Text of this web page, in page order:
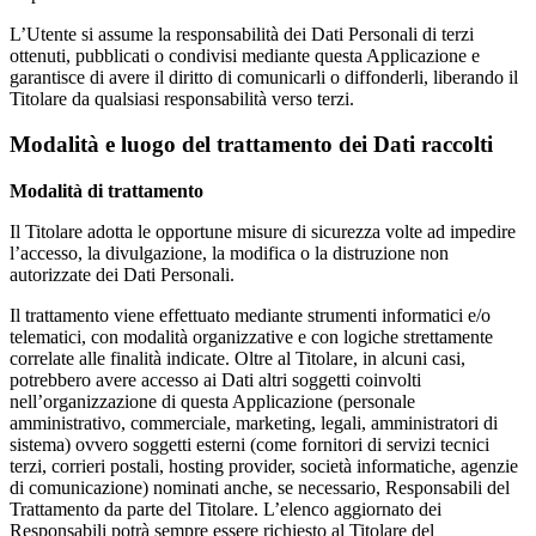
L’Utente si assume la responsabilità dei Dati Personali di terzi
ottenuti, pubblicati o condivisi mediante questa Applicazione e
garantisce di avere il diritto di comunicarli o diffonderli, liberando il
Titolare da qualsiasi responsabilità verso terzi.
Modalità e luogo del trattamento dei Dati raccolti
Modalità di trattamento
Il Titolare adotta le opportune misure di sicurezza volte ad impedire
l’accesso, la divulgazione, la modifica o la distruzione non
autorizzate dei Dati Personali.
Il trattamento viene effettuato mediante strumenti informatici e/o
telematici, con modalità organizzative e con logiche strettamente
correlate alle finalità indicate. Oltre al Titolare, in alcuni casi,
potrebbero avere accesso ai Dati altri soggetti coinvolti
nell’organizzazione di questa Applicazione (personale
amministrativo, commerciale, marketing, legali, amministratori di
sistema) ovvero soggetti esterni (come fornitori di servizi tecnici
terzi, corrieri postali, hosting provider, società informatiche, agenzie
di comunicazione) nominati anche, se necessario, Responsabili del
Trattamento da parte del Titolare. L’elenco aggiornato dei
Responsabili potrà sempre essere richiesto al Titolare del